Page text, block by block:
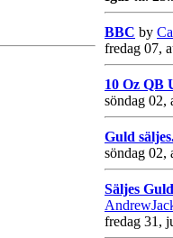
BBC by
fredag 07,
10 Oz QB
söndag 02,
Guld
söndag 02,
Säljes
fredag 31,